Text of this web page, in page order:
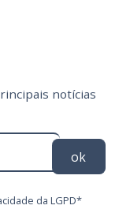
notícias
ok
da LGPD*